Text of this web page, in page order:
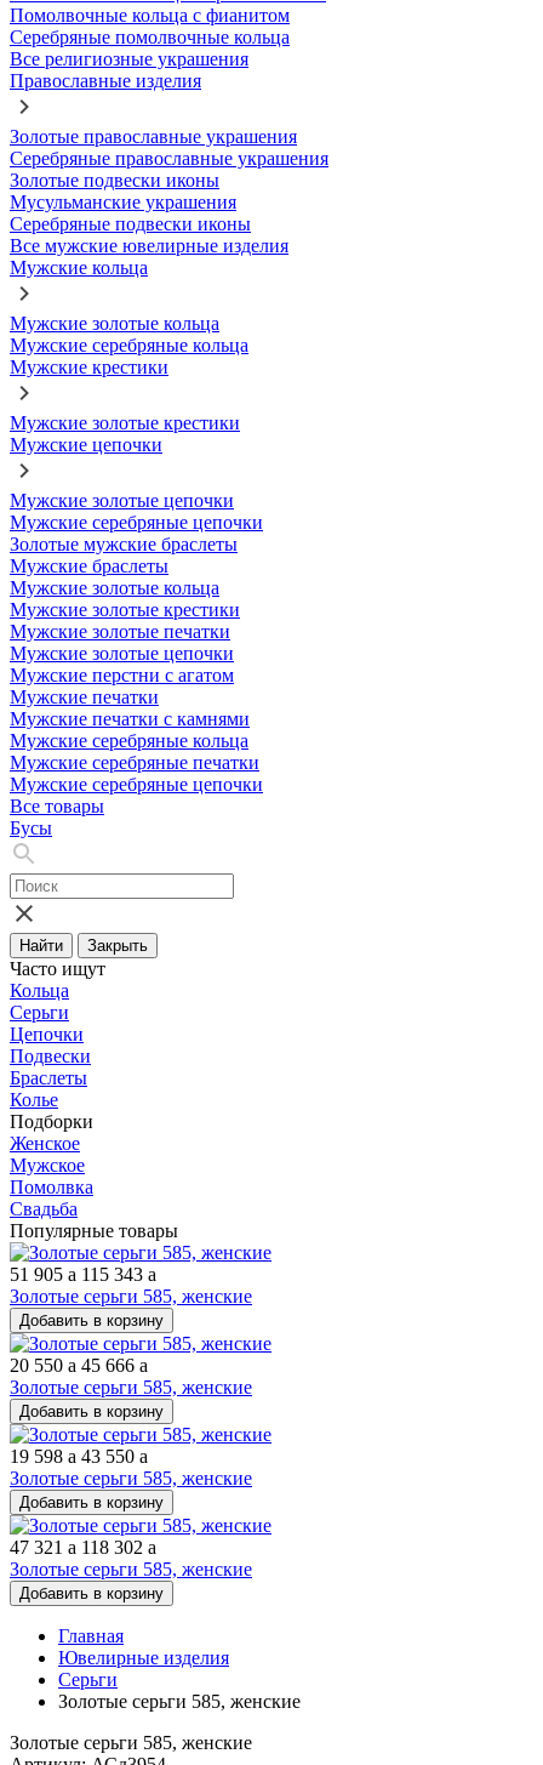
Помолвочные кольца с фианитом
Серебряные помолвочные кольца
Все религиозные украшения
Православные изделия
Золотые православные украшения
Серебряные православные украшения
Золотые подвески иконы
Мусульманские украшения
Серебряные подвески иконы
Все мужские ювелирные изделия
Мужские кольца
Мужские золотые кольца
Мужские серебряные кольца
Мужские крестики
Мужские золотые крестики
Мужские цепочки
Мужские золотые цепочки
Мужские серебряные цепочки
Золотые мужские браслеты
Мужские браслеты
Мужские золотые кольца
Мужские золотые крестики
Мужские золотые печатки
Мужские золотые цепочки
Мужские перстни с агатом
Мужские печатки
Мужские печатки с камнями
Мужские серебряные кольца
Мужские серебряные печатки
Мужские серебряные цепочки
Все товары
Бусы
Найти Закрыть
Часто ищут
Кольца
Серьги
Цепочки
Подвески
Браслеты
Колье
Подборки
Женское
Мужское
Помолвка
Свадьба
Популярные товары
51 905 a 115 343 a
Золотые серьги 585, женские
Добавить в корзину
20 550 a 45 666 a
Золотые серьги 585, женские
Добавить в корзину
19 598 a 43 550 a
Золотые серьги 585, женские
Добавить в корзину
47 321 a 118 302 a
Золотые серьги 585, женские
Добавить в корзину
Главная
Ювелирные изделия
Серьги
Золотые серьги 585, женские
Золотые серьги 585, женские